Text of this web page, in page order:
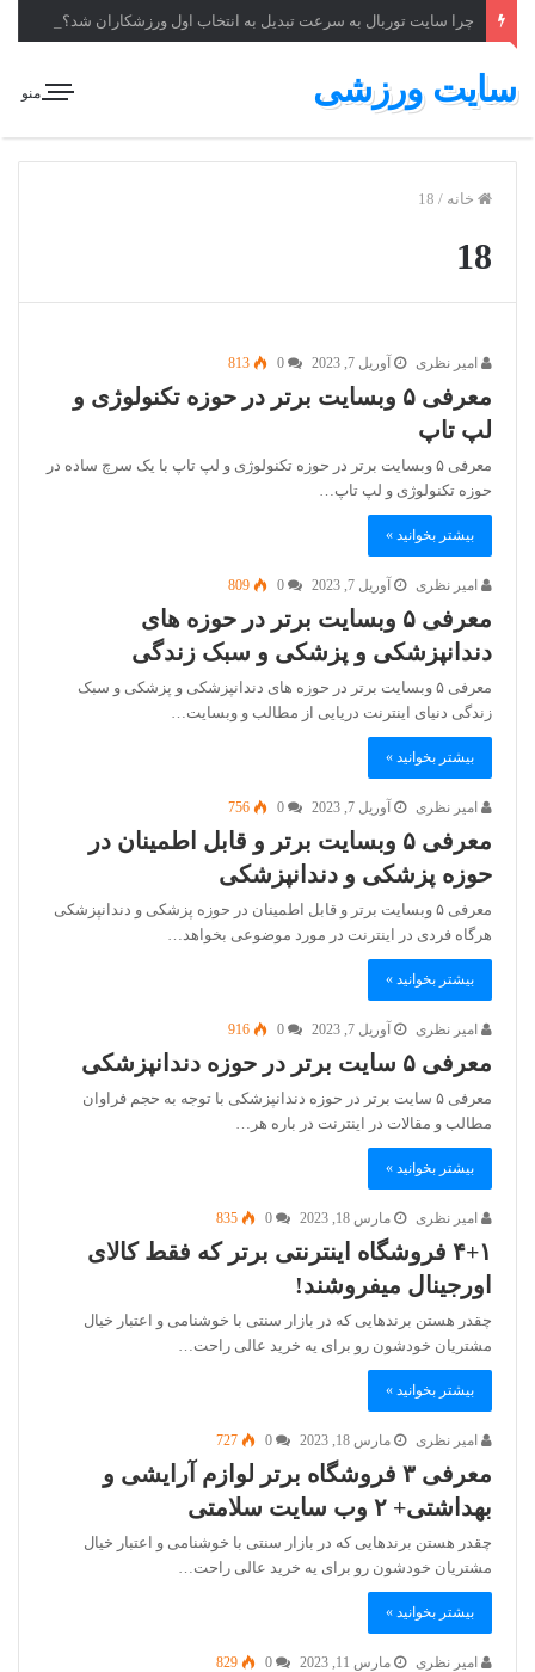
چرا سایت توربال به ‌سرعت تبدیل به انتخاب اول ورزشکاران شد؟
منو سایت ورزشی
خانه /
18
18
امیر نظری آوریل 7, 2023 813
معرفی ۵ وبسایت برتر در حوزه تکنولوژی و
لپ تاپ
معرفی ۵ وبسایت برتر در حوزه تکنولوژی و لپ تاپ با یک سرچ ساده در
حوزه تکنولوژی و لپ تاپ…
بیشتر بخوانید »
امیر نظری آوریل 7, 2023 809
معرفی ۵ وبسایت برتر در حوزه های
دندانپزشکی و پزشکی و سبک زندگی
معرفی ۵ وبسایت برتر در حوزه های دندانپزشکی و پزشکی و سبک
زندگی دنیای اینترنت دریایی از مطالب و وبسایت…
بیشتر بخوانید »
امیر نظری آوریل 7, 2023 756
معرفی ۵ وبسایت برتر و قابل اطمینان در
حوزه پزشکی و دندانپزشکی
معرفی ۵ وبسایت برتر و قابل اطمینان در حوزه پزشکی و دندانپزشکی
هرگاه فردی در اینترنت در مورد موضوعی بخواهد…
بیشتر بخوانید »
امیر نظری آوریل 7, 2023 916
معرفی ۵ سایت برتر در حوزه دندانپزشکی
معرفی ۵ سایت برتر در حوزه دندانپزشکی با توجه به حجم فراوان
مطالب و مقالات در اینترنت در باره هر…
بیشتر بخوانید »
امیر نظری مارس 18, 2023 835
۴+۱ فروشگاه اینترنتی برتر که فقط کالای
اورجینال میفروشند!
چقدر هستن برندهایی که در بازار سنتی با خوشنامی و اعتبار خیال
مشتریان خودشون رو برای یه خرید عالی راحت…
بیشتر بخوانید »
امیر نظری مارس 18, 2023 727
معرفی ۳ فروشگاه برتر لوازم آرایشی و
بهداشتی+ ۲ وب سایت سلامتی
چقدر هستن برندهایی که در بازار سنتی با خوشنامی و اعتبار خیال
مشتریان خودشون رو برای یه خرید عالی راحت…
بیشتر بخوانید »
امیر نظری مارس 11, 2023 829